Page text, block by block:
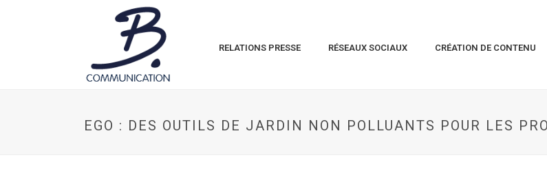
RELATIONS PRESSE RÉSEAUX SOCIAUX CRÉATION DE CONTENU
EGO : DES OUTILS DE JARDIN NON POLLUANTS POUR LES